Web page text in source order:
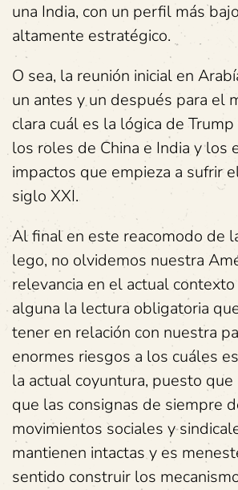
una India, con un perfil más
altamente estratégico.
O sea, la reunión inicial en
un antes y un después para el
clara cuál es la lógica de
los roles de China e India y los
impactos que empieza a sufrir
siglo XXI.
Al final en este reacomodo de
lego, no olvidemos nuestra
relevancia en el actual
alguna la lectura obligatoria
tener en relación con nuestra
enormes riesgos a los cuáles
la actual coyuntura, puesto
que las consignas de siempre
movimientos sociales y
mantienen intactas y es
sentido construir los